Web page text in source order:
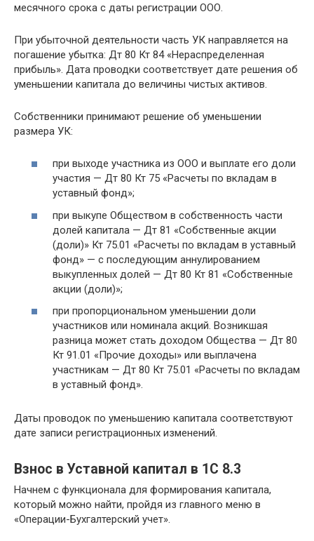
месячного срока с даты регистрации ООО.
При убыточной деятельности часть УК направляется на
погашение убытка: Дт 80 Кт 84 «Нераспределенная
прибыль». Дата проводки соответствует дате решения об
уменьшении капитала до величины чистых активов.
Собственники принимают решение об уменьшении
размера УК:
при выходе участника из ООО и выплате его доли
участия — Дт 80 Кт 75 «Расчеты по вкладам в
уставный фонд»;
при выкупе Обществом в собственность части
долей капитала — Дт 81 «Собственные акции
(доли)» Кт 75.01 «Расчеты по вкладам в уставный
фонд» — с последующим аннулированием
выкупленных долей — Дт 80 Кт 81 «Собственные
акции (доли)»;
при пропорциональном уменьшении доли
участников или номинала акций. Возникшая
разница может стать доходом Общества — Дт 80
Кт 91.01 «Прочие доходы» или выплачена
участникам — Дт 80 Кт 75.01 «Расчеты по вкладам
в уставный фонд».
Даты проводок по уменьшению капитала соответствуют
дате записи регистрационных изменений.
Взнос в Уставной капитал в 1С 8.3
Начнем с функционала для формирования капитала,
который можно найти, пройдя из главного меню в
«Операции-Бухгалтерский учет».